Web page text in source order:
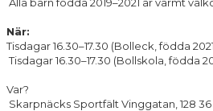
När:
Tisdagar 16.30–17.30 (Bolleck, födda
Tisdagar 16.30–17.30 (Bollskola, födda
Var?
Skarpnäcks Sportfält Vinggatan, 128